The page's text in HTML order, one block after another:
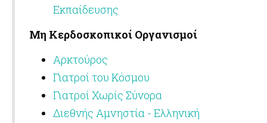
Εκπαίδευσης
Μη Κερδοσκοπικοί Οργανισμοί
Αρκτούρος
Γιατροί του Κόσμου
Γιατροί Χωρίς Σύνορα
Διεθνής Αμνηστία - Ελληνική